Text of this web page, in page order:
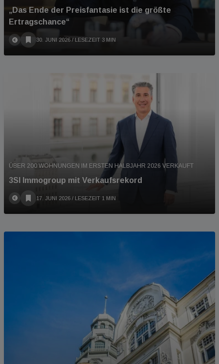
„Das Ende der Preisfantasie ist die größte
Ertragschance“
30. JUNI 2026 / LESEZEIT 3 MIN
ÜBER 200 WOHNUNGEN IM ERSTEN HALBJAHR 2026 VERKAUFT
3SI Immogroup mit Verkaufsrekord
17. JUNI 2026 / LESEZEIT 1 MIN